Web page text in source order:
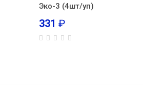
Эко-3 (4шт/уп)
331 ₽